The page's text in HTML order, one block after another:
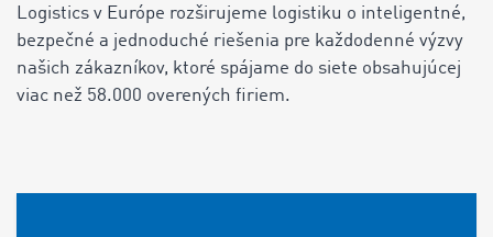
Logistics v Európe rozširujeme logistiku o inteligentné,
bezpečné a jednoduché riešenia pre každodenné výzvy
našich zákazníkov, ktoré spájame do siete obsahujúcej
viac než 58.000 overených firiem.